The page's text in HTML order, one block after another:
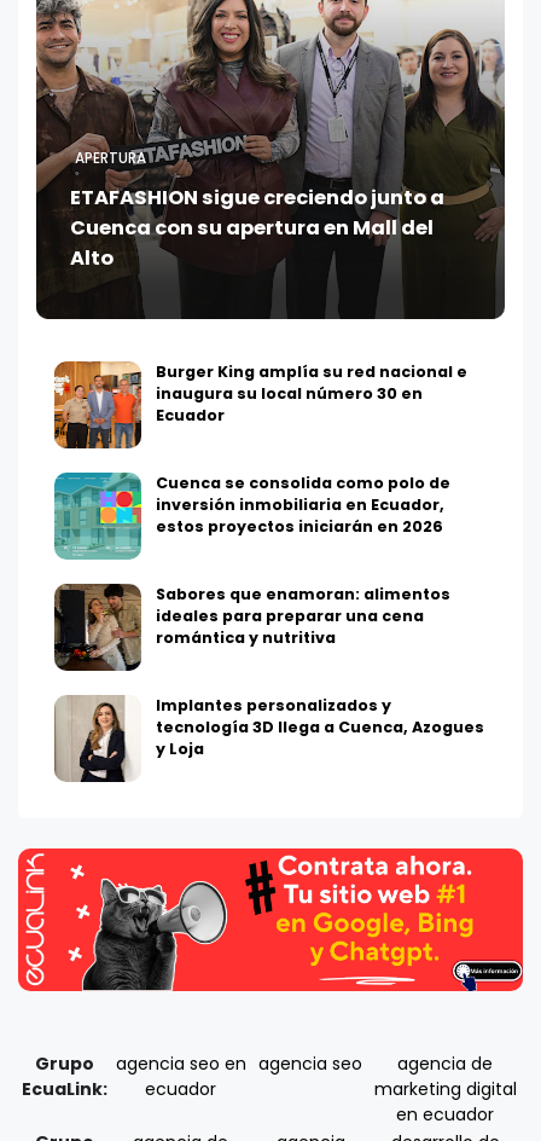
APERTURA
ETAFASHION sigue creciendo junto a
Cuenca con su apertura en Mall del
Alto
Burger King amplía su red nacional e
inaugura su local número 30 en
Ecuador
Cuenca se consolida como polo de
inversión inmobiliaria en Ecuador,
estos proyectos iniciarán en 2026
Sabores que enamoran: alimentos
ideales para preparar una cena
romántica y nutritiva
Implantes personalizados y
tecnología 3D llega a Cuenca, Azogues
y Loja
Grupo
EcuaLink:
agencia seo en
ecuador
agencia seo
agencia de
marketing digital
en ecuador